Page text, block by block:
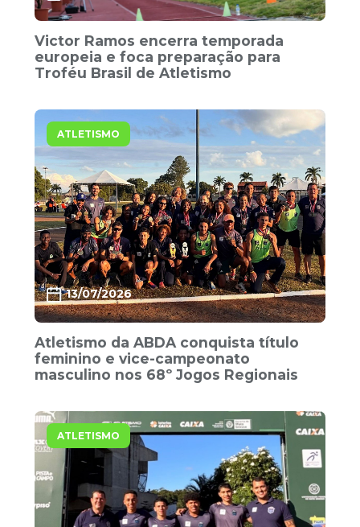
Victor Ramos encerra temporada
europeia e foca preparação para
Troféu Brasil de Atletismo
ATLETISMO
13/07/2026
Atletismo da ABDA conquista título
feminino e vice-campeonato
masculino nos 68º Jogos Regionais
ATLETISMO